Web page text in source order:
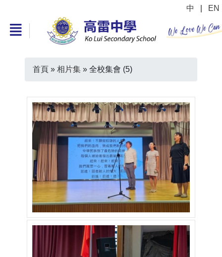
中 EN
首頁 » 相片集 » 全校集會 (5)